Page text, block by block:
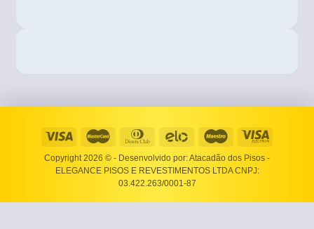
Copyright 2026 © - Desenvolvido por: Atacadão dos Pisos -
ELEGANCE PISOS E REVESTIMENTOS LTDA CNPJ:
03.422.263/0001-87